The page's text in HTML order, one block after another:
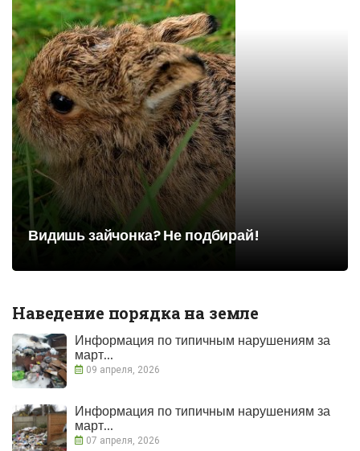
Видишь зайчонка? Не подбирай!
Наведение порядка на земле
Информация по типичным нарушениям за
март...
09 апреля, 2026
Информация по типичным нарушениям за
март...
07 апреля, 2026